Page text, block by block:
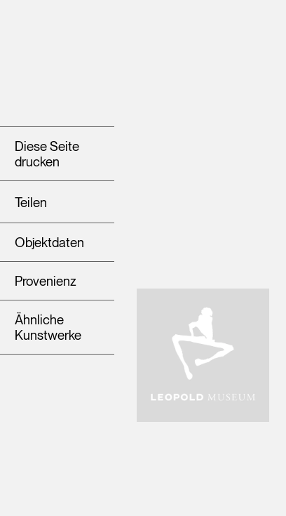
Diese Seite
drucken
Teilen
Objektdaten
Provenienz
Ähnliche
Kunstwerke